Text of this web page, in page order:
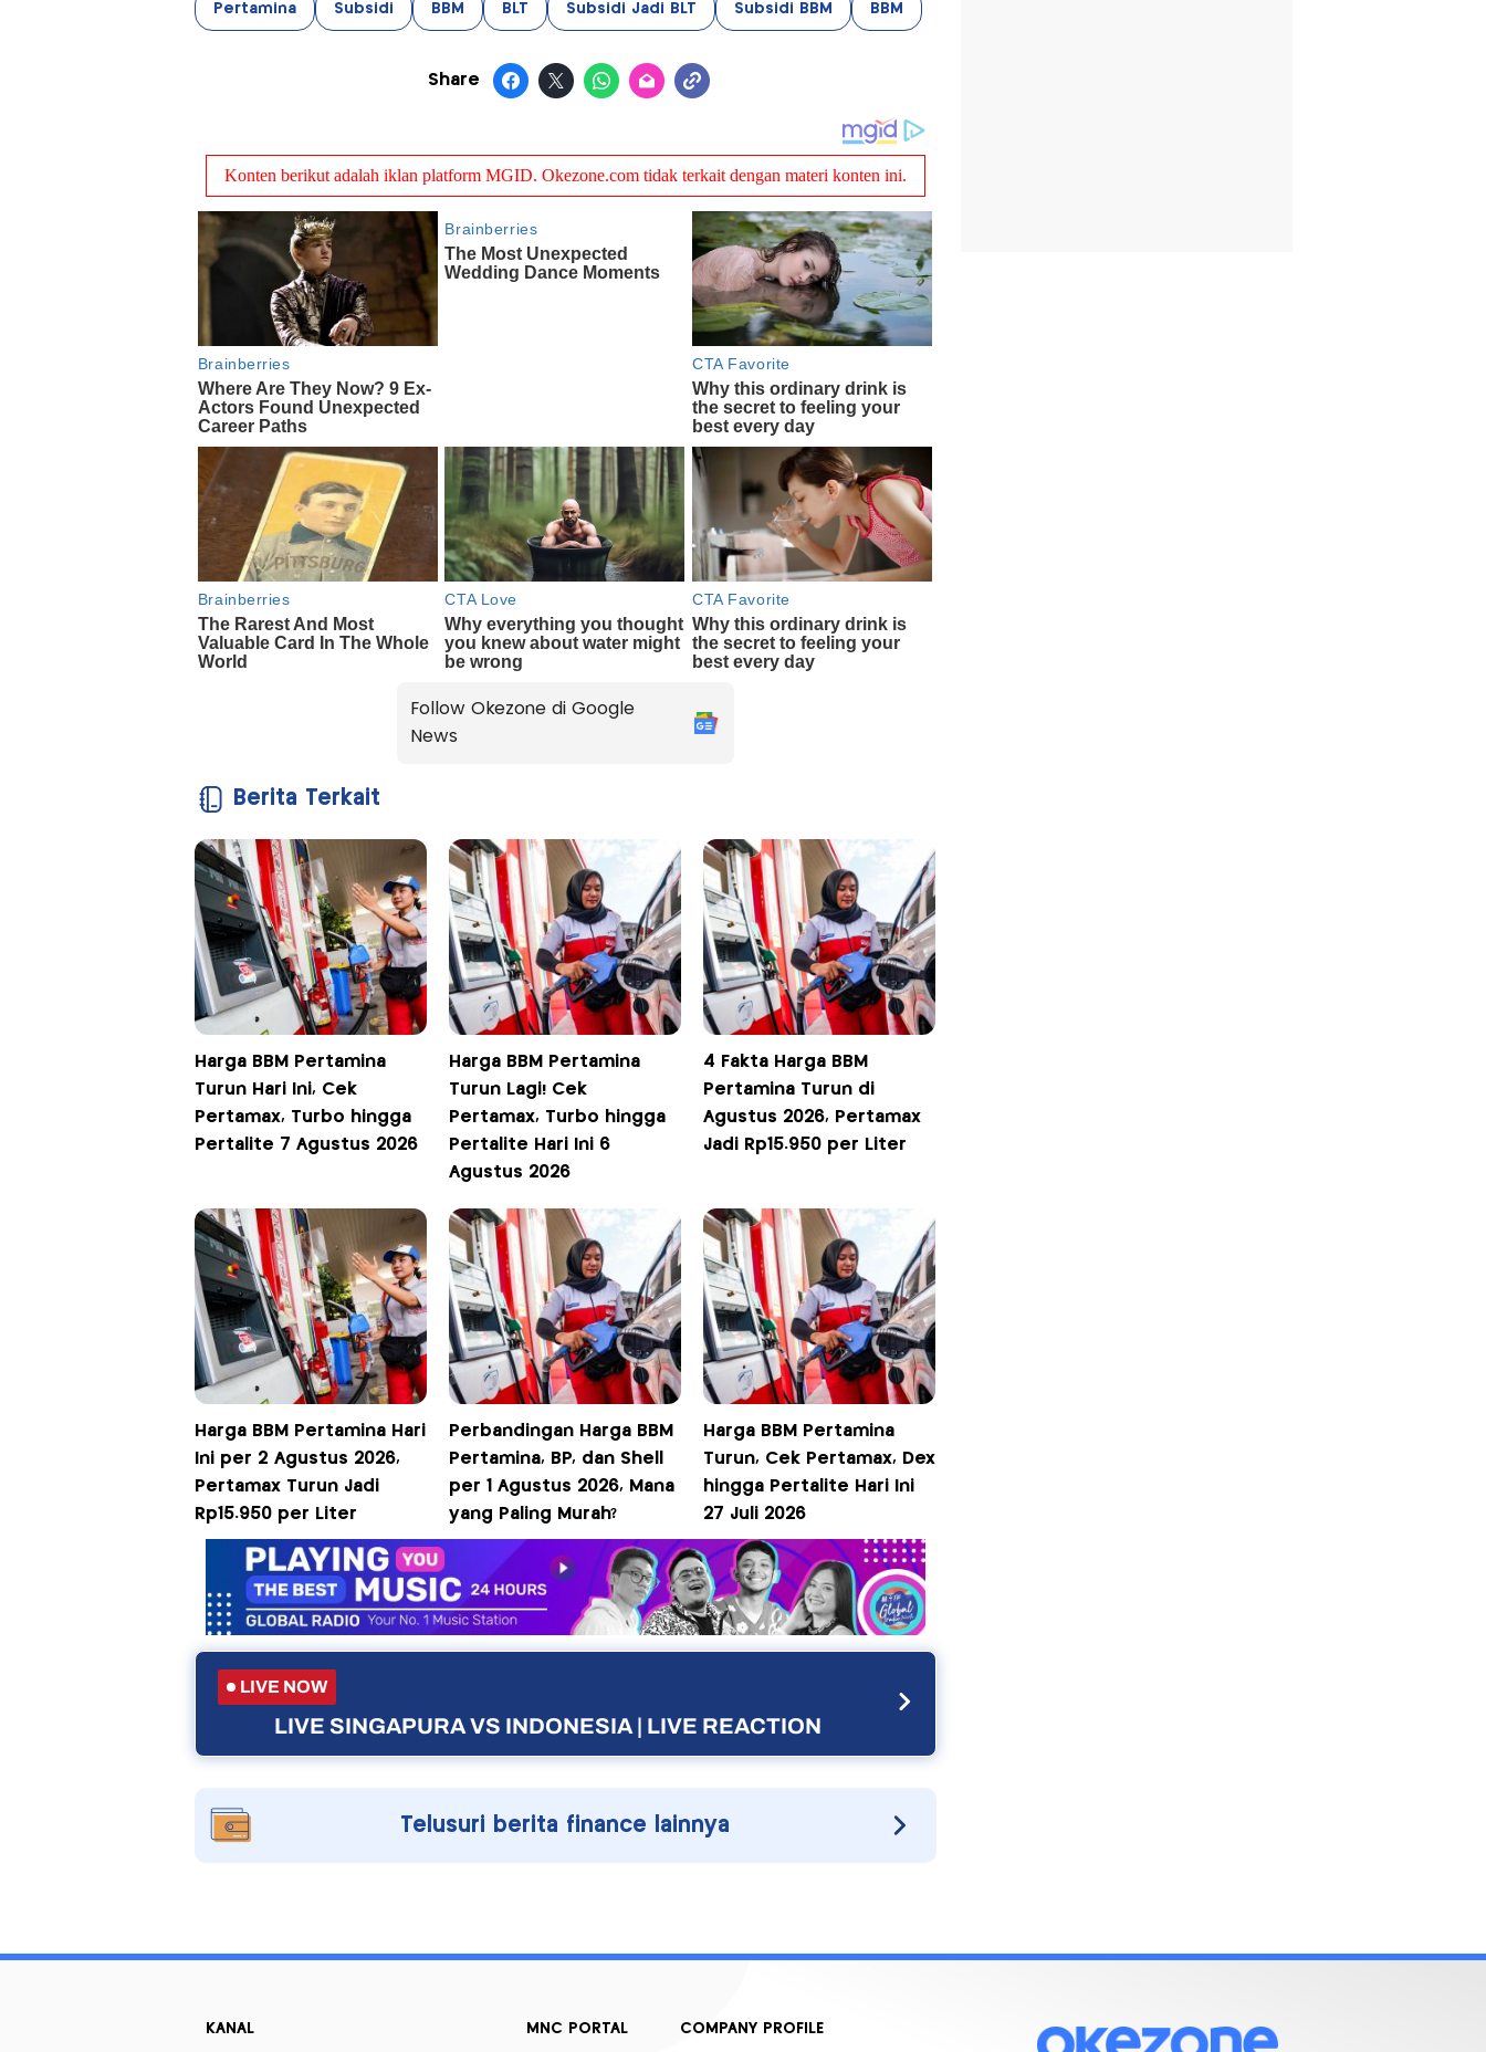
Pertamina Subsidi BBM BLT Subsidi Jadi BLT Subsidi BBM BBM
Share
Follow Okezone di Google
News
Berita Terkait
Harga BBM Pertamina
Turun Hari Ini, Cek
Pertamax, Turbo hingga
Pertalite 7 Agustus 2026
Harga BBM Pertamina
Turun Lagi! Cek
Pertamax, Turbo hingga
Pertalite Hari Ini 6
Agustus 2026
4 Fakta Harga BBM
Pertamina Turun di
Agustus 2026, Pertamax
Jadi Rp15.950 per Liter
Harga BBM Pertamina Hari
Ini per 2 Agustus 2026,
Pertamax Turun Jadi
Rp15.950 per Liter
Perbandingan Harga BBM
Pertamina, BP, dan Shell
per 1 Agustus 2026, Mana
yang Paling Murah?
Harga BBM Pertamina
Turun, Cek Pertamax, Dex
hingga Pertalite Hari Ini
27 Juli 2026
LIVE NOW
LIVE SINGAPURA VS INDONESIA | LIVE REACTION
Telusuri berita finance lainnya
KANAL MNC PORTAL COMPANY PROFILE